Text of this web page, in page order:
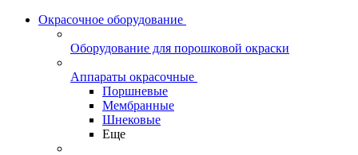
Окрасочное оборудование
Оборудование для порошковой окраски
Аппараты окрасочные
Поршневые
Мембранные
Шнековые
Еще